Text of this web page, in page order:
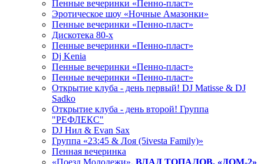
Пенные вечеринки «Пенно-пласт»
Эротическое шоу «Ночные Амазонки»
Пенные вечеринки «Пенно-пласт»
Дискотека 80-х
Пенные вечеринки «Пенно-пласт»
Dj Kenia
Пенные вечеринки «Пенно-пласт»
Пенные вечеринки «Пенно-пласт»
Открытие клуба - день первый! DJ Matisse & DJ
Sadko
Открытие клуба - день второй! Группа
"РЕФЛЕКС"
DJ Нил & Evan Sax
Группа «23:45 & Лоя (5ivesta Family)»
Пенная вечеринка
«Поезд Молодежи». ВЛАД ТОПАЛОВ. «ДОМ-2»